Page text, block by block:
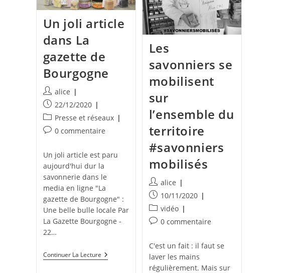
Un joli article
dans La
gazette de
Bourgogne
Auteur/autrice
de
la
publication :
alice
Publication
publiée :
22/12/2020
Post
category:
Presse et réseaux
Commentaires
la
publication :
0 commentaire
Un joli article est paru
aujourd'hui dur la
savonnerie dans le
media en ligne "La
gazette de Bourgogne" :
Une belle bulle locale Par
La Gazette Bourgogne -
22…
Continuer La LectureUn
Joli
Les
savonniers se
mobilisent
sur
l’ensemble du
territoire
#savonniers
mobilisés
Auteur/autrice
de
la
publication :
alice
Publication
publiée :
10/11/2020
Post
category:
vidéo
Commentaires
la
publication :
0 commentaire
C'est un fait : il faut se
laver les mains
régulièrement. Mais sur